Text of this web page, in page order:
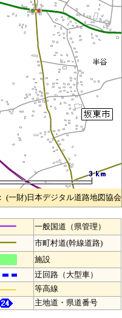
(一財)日本デジタル道路地図協会
一般国道（県管理）
市町村道(幹線道路)
施設
迂回路（大型車）
等高線
主地道・県道番号